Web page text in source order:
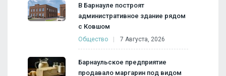
В Барнауле построят
административное здание рядом
с Ковшом
Общество 7 Августа, 2026
Барнаульское предприятие
продавало маргарин под видом